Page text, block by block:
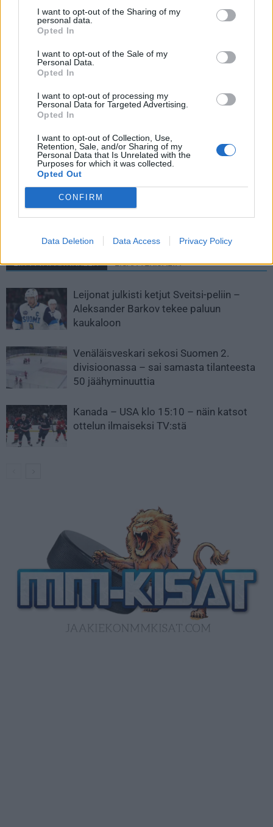
I want to opt-out of the Sharing of my
personal data.
Opted In
I want to opt-out of the Sale of my
Personal Data.
Opted In
I want to opt-out of processing my
Personal Data for Targeted Advertising.
Opted In
I want to opt-out of Collection, Use,
Retention, Sale, and/or Sharing of my
Personal Data that Is Unrelated with the
Purposes for which it was collected.
Opted Out
CONFIRM
Data Deletion Data Access Privacy Policy
Lue myös: Jesse Puljujärvi jatkaa Kärpissä – solmi
yksivuotisen sopimuksen
Edellinen artikkeli
Lähde: Olli Palola ei jatka
KHL:ssä – siirtyy SHL:ssä
pelaavan Röglen riveihin
riveihinsä kaksi Liiga-peluria
LIITTYVÄT ARTIKKELIT LISÄÄ TEKIJÄLTÄ
Leijonat julkisti ketjut Sveitsi-peliin –
Aleksander Barkov tekee paluun
kaukaloon
Venäläisveskari sekosi Suomen 2.
divisioonassa – sai samasta tilanteesta
50 jäähyminuuttia
Kanada – USA klo 15:10 – näin katsot
ottelun ilmaiseksi TV:stä